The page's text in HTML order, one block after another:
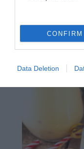
CONFIRM
Data Deletion
csokoládé